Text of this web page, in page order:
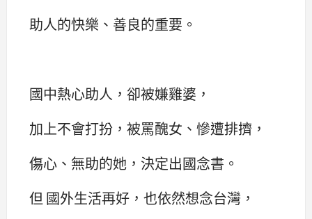
助人的快樂、善良的重要。
國中熱心助人，卻被嫌雞婆，
加上不會打扮，被罵醜女、慘遭排擠，
傷心、無助的她，決定出國念書。
但 國外生活再好，也依然想念台灣，